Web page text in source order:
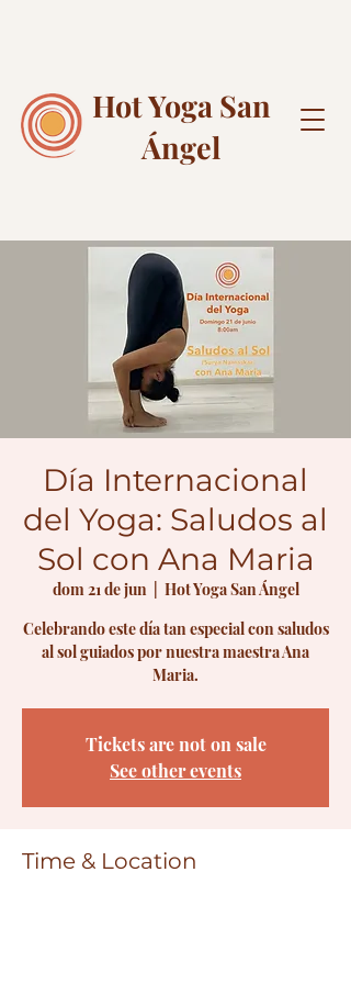
Hot Yoga San
Ángel
Día Internacional
del Yoga: Saludos al
Sol con Ana Maria
dom 21 de jun
  |
Hot Yoga San Ángel
Celebrando este día tan especial con saludos
al sol guiados por nuestra maestra Ana
Maria.
Tickets are not on sale
See other events
Time & Location